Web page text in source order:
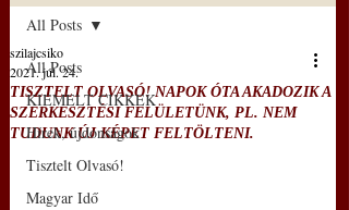
All Posts
KIEMELT CIKKEK
Hírek, újdonságok
Tisztelt Olvasó!
Magyar Idő
All Posts
TISZTELT OLVASÓ! NAPOK ÓTA AKADOZIK A
SZERKESZTÉSI FELÜLETÜNK, PL. NEM
TUDUNK ÚJ KÉPET FELTÖLTENI.
szilajcsiko
2021. júl. 24.